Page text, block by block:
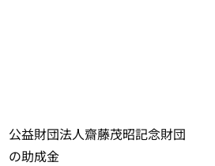
公益財団法人齋藤茂昭記念財団
の助成金